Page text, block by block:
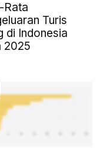
Rata
Turis
di Indonesia
2025